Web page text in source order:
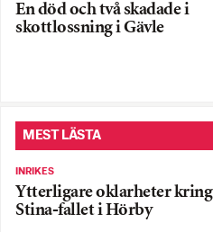
En död och två skadade i
skottlossning i Gävle
MEST LÄSTA
INRIKES
Ytterligare oklarheter kring
Stina-fallet i Hörby